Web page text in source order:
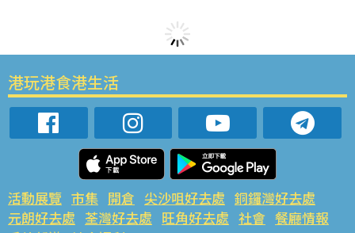
港玩港食港生活
活動展覽 市集 開倉 尖沙咀好去處 銅鑼灣好去處
元朗好去處 荃灣好去處 旺角好去處 社會 餐廳情報